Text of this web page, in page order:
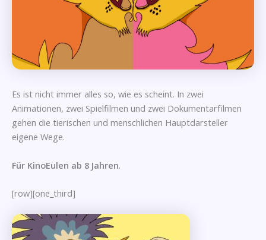
Es ist nicht immer alles so, wie es scheint. In zwei
Animationen, zwei Spielfilmen und zwei Dokumentarfilmen
gehen die tierischen und menschlichen Hauptdarsteller
eigene Wege.
Für KinoEulen ab 8 Jahren.
[row][one_third]